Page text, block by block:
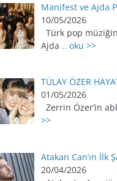
Manifest ve Ajda
10/05/2026
Türk pop
Ajda .. oku >>
TÜLAY ÖZER
01/05/2026
Zerrin Özer’in
>>
Atakan Can’ın İlk
20/04/2026